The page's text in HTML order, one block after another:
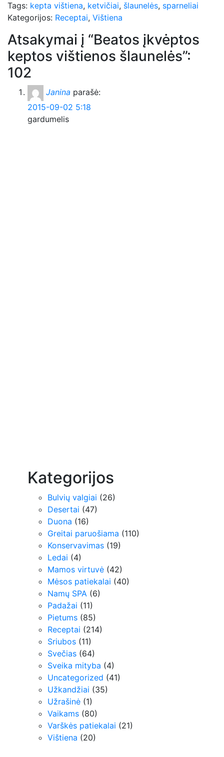
Tags: kepta vištiena, ketvičiai, šlaunelės, sparneliai
Kategorijos: Receptai, Vištiena
Atsakymai į “Beatos įkvėptos
keptos vištienos šlaunelės”:
102
Janina parašė:
2015-09-02 5:18
gardumelis
Kategorijos
Bulvių valgiai (26)
Desertai (47)
Duona (16)
Greitai paruošiama (110)
Konservavimas (19)
Ledai (4)
Mamos virtuvė (42)
Mėsos patiekalai (40)
Namų SPA (6)
Padažai (11)
Pietums (85)
Receptai (214)
Sriubos (11)
Svečias (64)
Sveika mityba (4)
Uncategorized (41)
Užkandžiai (35)
Užrašinė (1)
Vaikams (80)
Varškės patiekalai (21)
Vištiena (20)